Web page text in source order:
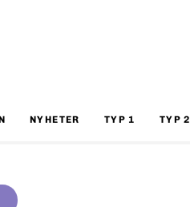
NYHETER TYP 1 TYP 2